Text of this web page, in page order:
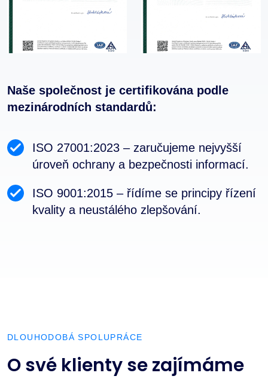
Naše společnost je certifikována podle
mezinárodních standardů:
ISO 27001:2023 – zaručujeme nejvyšší
úroveň ochrany a bezpečnosti informací.
ISO 9001:2015 – řídíme se principy řízení
kvality a neustálého zlepšování.
DLOUHODOBÁ SPOLUPRÁCE
O své klienty se zajímáme